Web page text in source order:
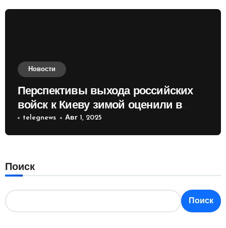
Новости
Перспективы выхода российских
войск к Киеву зимой оценили в
России
telegnews Авг 1, 2025
Поиск
Поиск